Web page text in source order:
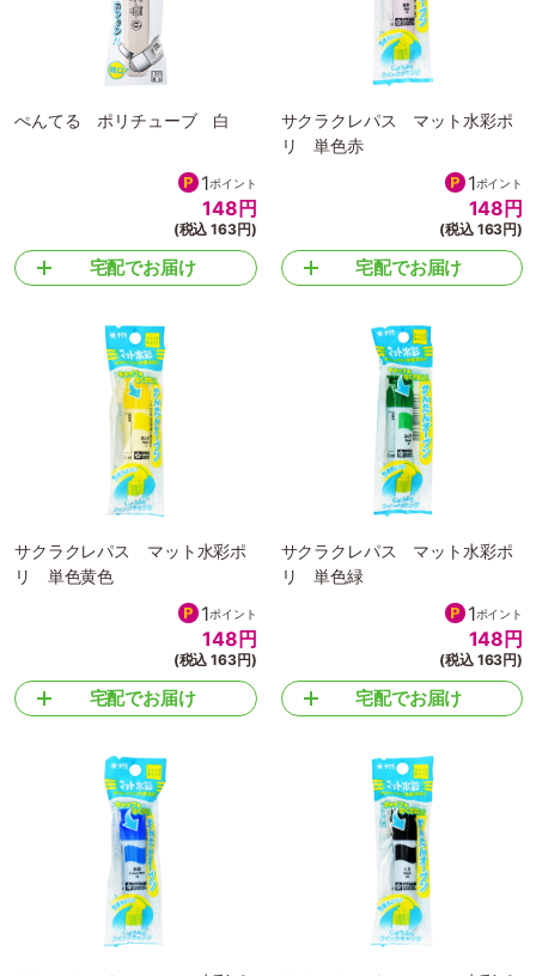
ぺんてる ポリチューブ 白
1ポイント
148 円
(税込 163円)
宅配でお届け
サクラクレパス マット水彩ポ
リ 単色赤
1ポイント
148 円
(税込 163円)
宅配でお届け
サクラクレパス マット水彩ポ
リ 単色黄色
1ポイント
148 円
(税込 163円)
宅配でお届け
サクラクレパス マット水彩ポ
リ 単色緑
1ポイント
148 円
(税込 163円)
宅配でお届け